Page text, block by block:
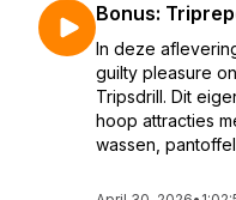
Bonus:
In deze
guilty pleasure
Tripsdrill. Dit
hoop attracties
wassen,